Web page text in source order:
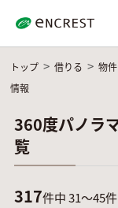
トップ 借りる 物
情報
360度パノラ
覧
317件中 31～45